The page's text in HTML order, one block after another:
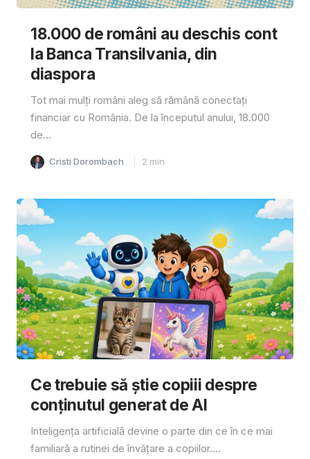
18.000 de români au deschis cont
la Banca Transilvania, din
diaspora
Tot mai mulți români aleg să rămână conectați
financiar cu România. De la începutul anului, 18.000
de...
Cristi Dorombach 2 min
Ce trebuie să știe copiii despre
conținutul generat de AI
Inteligența artificială devine o parte din ce în ce mai
familiară a rutinei de învățare a copiilor....